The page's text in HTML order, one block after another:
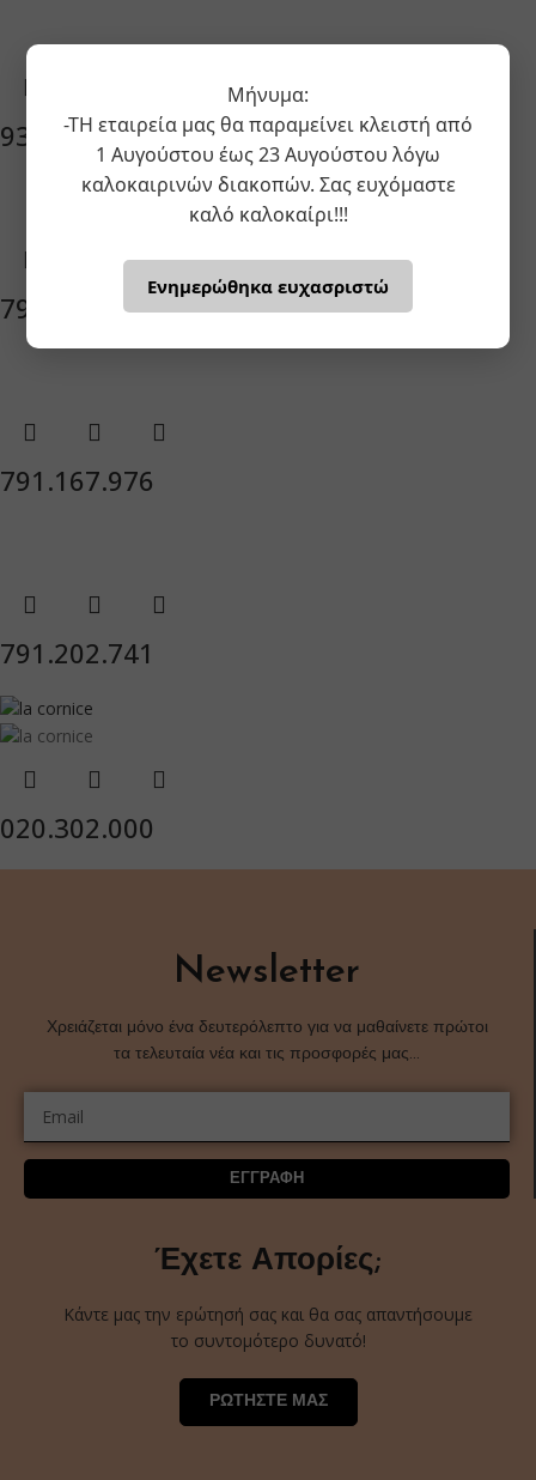
933.240.073
791.348.979
791.167.976
791.202.741
020.302.000
Newsletter
Χρειάζεται μόνο ένα δευτερόλεπτο για να μαθαίνετε πρώτοι
τα τελευταία νέα και τις προσφορές μας…
ΕΓΓΡΑΦΗ
Έχετε Απορίες;
Κάντε μας την ερώτησή σας και θα σας απαντήσουμε
το συντομότερο δυνατό!
ΡΩΤΗΣΤΕ ΜΑΣ
Μήνυμα:
-ΤΗ εταιρεία μας θα παραμείνει κλειστή από
1 Αυγούστου έως 23 Αυγούστου λόγω
καλοκαιρινών διακοπών. Σας ευχόμαστε
καλό καλοκαίρι!!!
Ενημερώθηκα ευχασριστώ